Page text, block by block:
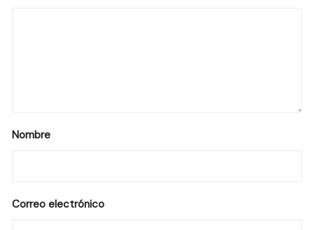
Nombre
Correo electrónico